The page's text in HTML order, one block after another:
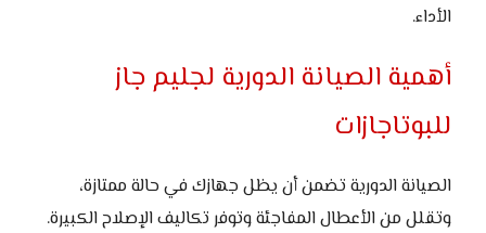
الأداء.
أهمية الصيانة الدورية لجليم جاز
للبوتاجازات
الصيانة الدورية تضمن أن يظل جهازك في حالة ممتازة،
وتقلل من الأعطال المفاجئة وتوفر تكاليف الإصلاح الكبيرة.